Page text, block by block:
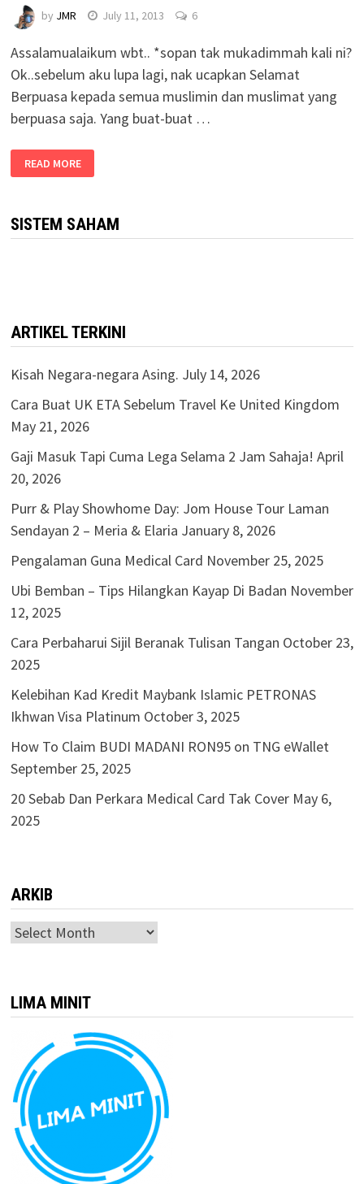
by JMR July 11, 2013 6
Assalamualaikum wbt.. *sopan tak mukadimmah kali ni?
Ok..sebelum aku lupa lagi, nak ucapkan Selamat
Berpuasa kepada semua muslimin dan muslimat yang
berpuasa saja. Yang buat-buat …
READ MORE
SISTEM SAHAM
ARTIKEL TERKINI
Kisah Negara-negara Asing. July 14, 2026
Cara Buat UK ETA Sebelum Travel Ke United Kingdom
May 21, 2026
Gaji Masuk Tapi Cuma Lega Selama 2 Jam Sahaja! April
20, 2026
Purr & Play Showhome Day: Jom House Tour Laman
Sendayan 2 – Meria & Elaria January 8, 2026
Pengalaman Guna Medical Card November 25, 2025
Ubi Bemban – Tips Hilangkan Kayap Di Badan November
12, 2025
Cara Perbaharui Sijil Beranak Tulisan Tangan October 23,
2025
Kelebihan Kad Kredit Maybank Islamic PETRONAS
Ikhwan Visa Platinum October 3, 2025
How To Claim BUDI MADANI RON95 on TNG eWallet
September 25, 2025
20 Sebab Dan Perkara Medical Card Tak Cover May 6,
2025
ARKIB
ARKIB
LIMA MINIT